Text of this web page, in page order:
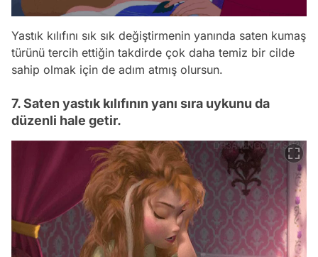
Yastık kılıfını sık sık değiştirmenin yanında saten kumaş
türünü tercih ettiğin takdirde çok daha temiz bir cilde
sahip olmak için de adım atmış olursun.
7. Saten yastık kılıfının yanı sıra uykunu da
düzenli hale getir.